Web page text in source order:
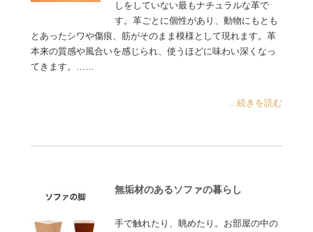
しをしていない最もナチュラルな革で
す。革ごとに個性があり、動物にもとも
とあったシワや傷痕、筋がそのまま模様として現れます。革
本来の質感や風合いを感じられ、使うほどに味わい深くなっ
てきます。……
...続きを読む
無垢材のあるソファの暮らし
手で触れたり、眺めたり。お部屋の中の